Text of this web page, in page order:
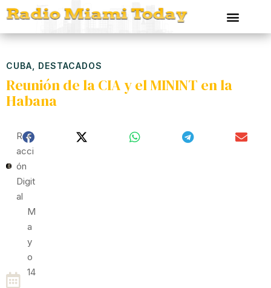
CUBA DESTACADOS
Reunión de la CIA y el MININT en la
Habana
Red
Acci
Ón
Digit
Al
M
A
Y
O
14